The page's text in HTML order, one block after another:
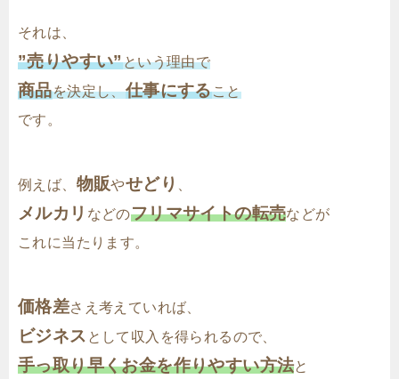
それは、
”売りやすい”という理由で
商品を決定し、仕事にすること
です。
例えば、 物販やせどり
メルカリ などのフリマサイトの転売などが
これに当たります。
価格差さえ考えていれば、
ビジネス として収入を得られるので、
手っ取り早くお金を作りやすい方法と